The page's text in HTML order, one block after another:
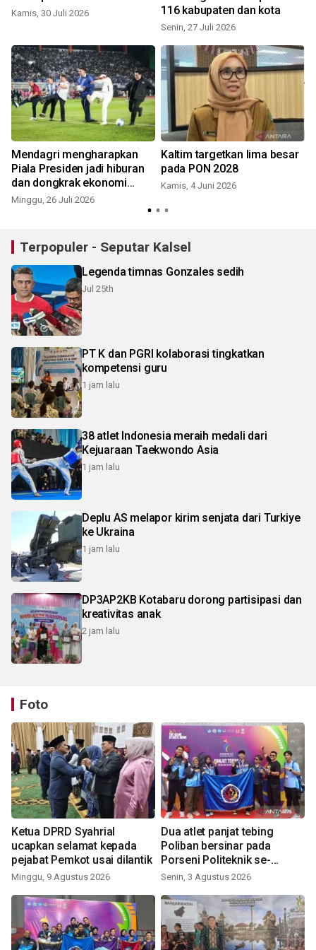
Kamis, 30 Juli 2026
116 kabupaten dan kota
Senin, 27 Juli 2026
Mendagri mengharapkan
Piala Presiden jadi hiburan
dan dongkrak ekonomi
rakyat
Minggu, 26 Juli 2026
Kaltim targetkan lima besar
pada PON 2028
Kamis, 4 Juni 2026
Terpopuler - Seputar Kalsel
Legenda timnas Gonzales sedih
Jul 25th
PT K dan PGRI kolaborasi tingkatkan
kompetensi guru
1 jam lalu
38 atlet Indonesia meraih medali dari
Kejuaraan Taekwondo Asia
1 jam lalu
Deplu AS melapor kirim senjata dari Turkiye
ke Ukraina
1 jam lalu
DP3AP2KB Kotabaru dorong partisipasi dan
kreativitas anak
2 jam lalu
Foto
Ketua DPRD Syahrial
ucapkan selamat kepada
pejabat Pemkot usai dilantik
Minggu, 9 Agustus 2026
Dua atlet panjat tebing
Poliban bersinar pada
Porseni Politeknik se-
Indonesia 2026
Senin, 3 Agustus 2026